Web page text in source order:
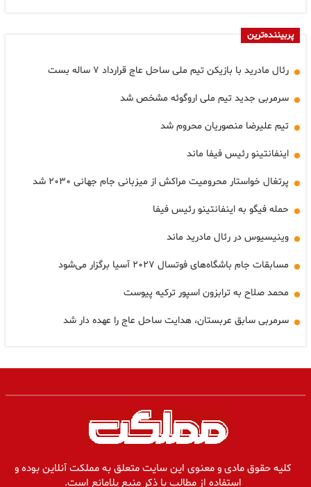
پربیننده‌ترین
رئال مادرید با بازیکن تیم ملی ساحل عاج قرارداد ۷ ساله بست
سرمربی جدید تیم ملی اروگوئه مشخص شد
تیم علیرضا منصوریان محروم شد
اینفانتینو رئیس فیفا ماند
پرتغال خواستار محرومیت مراکش از میزبانی جام جهانی ۲۰۳۰ شد
حمله فیگو به اینفانتینو رئیس فیفا
وینیسیوس در رئال مادرید ماند
مسابقات جام باشگاه‌های فوتسال ۲۰۲۷ آسیا برگزار می‌شود
محمد صلاح به ترابزون اسپور ترکیه پیوست
سرمربی سابق عربستان، هدایت ساحل عاج را عهده دار شد
کلیه حقوق مادی و معنوی این سایت متعلق به مملکت آنلاین بوده و
استفاده از مطالب با ذکر منبع بلامانع است.